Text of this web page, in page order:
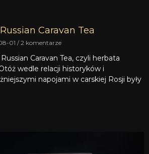
Caravan Tea
01 2 komentarze
Caravan Tea, czyli herbata
wedle relacji historyków i
napojami w carskiej Rosji były